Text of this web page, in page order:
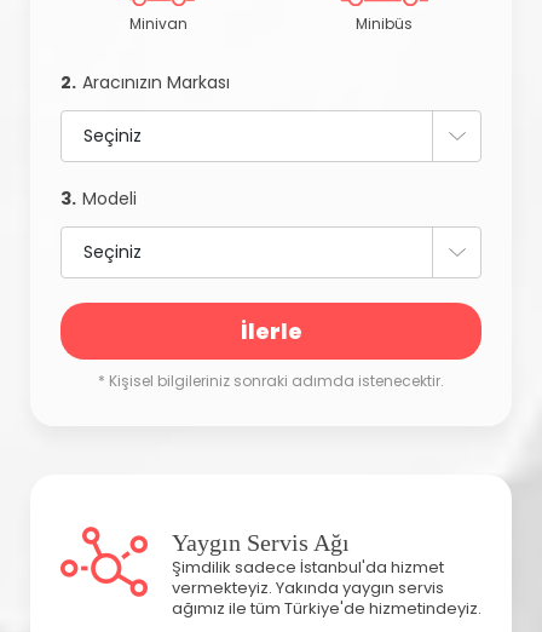
Minivan Minibüs
2. Aracınızın Markası
3. Modeli
İlerle
* Kişisel bilgileriniz sonraki adımda istenecektir.
Yaygın Servis Ağı
Şimdilik sadece İstanbul'da hizmet
vermekteyiz. Yakında yaygın servis
ağımız ile tüm Türkiye'de hizmetindeyiz.